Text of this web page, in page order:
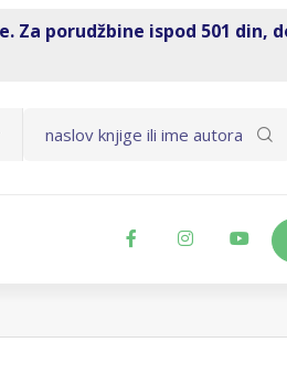
Za porudžbine ispod 501 din,